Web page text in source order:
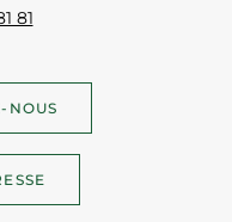
81
NOUS